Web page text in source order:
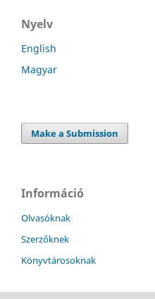
Nyelv
English
Magyar
Make a Submission
Információ
Olvasóknak
Szerzőknek
Könyvtárosoknak